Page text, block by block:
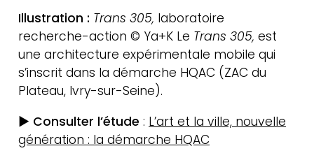
Illustration : Trans 305, laboratoire
recherche-action © Ya+K Le Trans 305, est
une architecture expérimentale mobile qui
s’inscrit dans la démarche HQAC (ZAC du
Plateau, Ivry-sur-Seine).
► Consulter l’étude : L’art et la ville, nouvelle
génération : la démarche HQAC